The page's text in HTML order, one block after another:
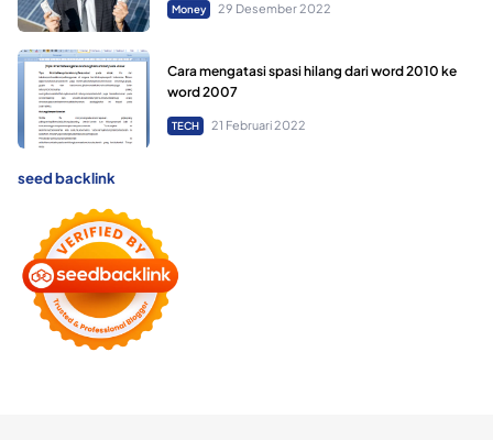
Money 29 Desember 2022
Cara mengatasi spasi hilang dari word 2010 ke
word 2007
TECH 21 Februari 2022
seed backlink